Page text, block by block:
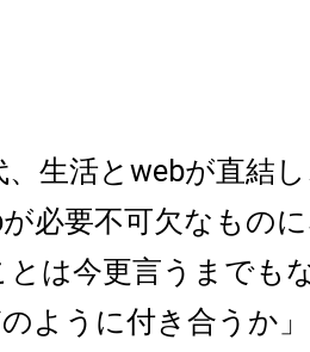
生活とwebが直結
必要不可欠なもの
は今更言うまでも
ように付き合うか